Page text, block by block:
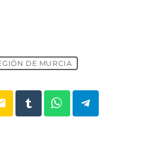
DE MURCIA